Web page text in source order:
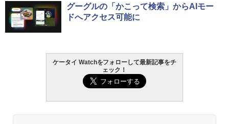
グーグルの「かこって検索」からAIモー
ドへアクセス可能に
ケータイ Watchをフォローして最新記事をチ
ェック！